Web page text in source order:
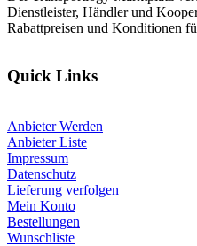
Dienstleister, Händler und
Rabattpreisen und Konditionen
Quick Links
Anbieter Werden
Anbieter Liste
Impressum
Datenschutz
Lieferung verfolgen
Mein Konto
Bestellungen
Wunschliste